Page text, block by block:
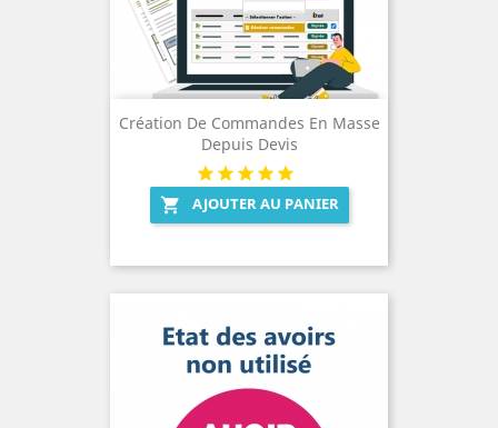
Création De Commandes En Masse
Depuis Devis
 AJOUTER AU PANIER